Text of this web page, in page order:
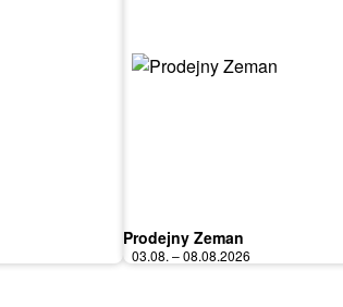
Prodejny Zeman
03.08. – 08.08.2026